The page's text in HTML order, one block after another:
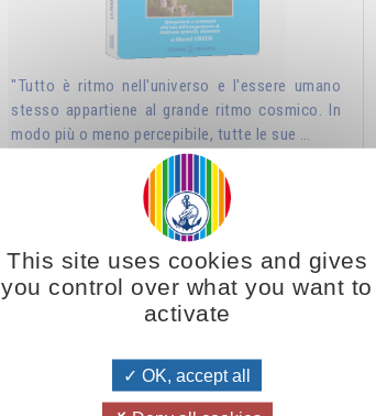
"Tutto è ritmo nell'universo e l'essere umano
stesso appartiene al grande ritmo cosmico. In
modo più o meno percepibile, tutte le sue …
23.00CHF
Fratellanza, Unità - concerto in Bulgaria
This site uses cookies and gives
you control over what you want to
activate
OK, accept all